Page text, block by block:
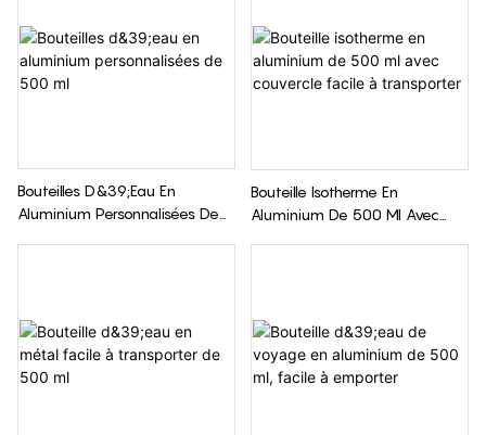
Bouteilles D&39;eau En
Aluminium Personnalisées De
Bouteille Isotherme En
Aluminium De 500 Ml Avec